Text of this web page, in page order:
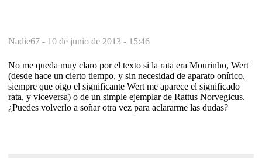
Nadie67 - 10 de junio de 2013 - 15:46
No me queda muy claro por el texto si la rata era Mourinho, Wert
(desde hace un cierto tiempo, y sin necesidad de aparato onírico,
siempre que oigo el significante Wert me aparece el significado
rata, y viceversa) o de un simple ejemplar de Rattus Norvegicus.
¿Puedes volverlo a soñar otra vez para aclararme las dudas?